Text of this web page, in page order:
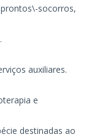
socorros,
auxiliares.
e
destinadas ao